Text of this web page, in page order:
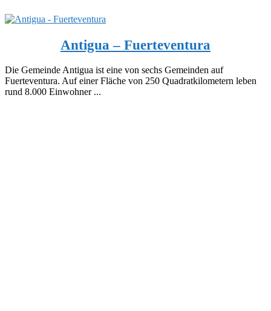
Antigua – Fuerteventura
Die Gemeinde Antigua ist eine von sechs Gemeinden auf
Fuerteventura. Auf einer Fläche von 250 Quadratkilometern leben
rund 8.000 Einwohner ...